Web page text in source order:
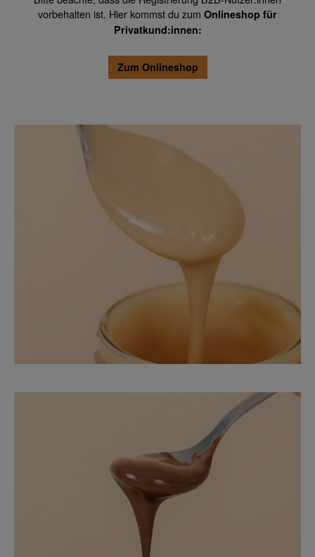
vorbehalten ist. Hier kommst du zum Onlineshop für
Privatkund:innen:
Zum Onlineshop